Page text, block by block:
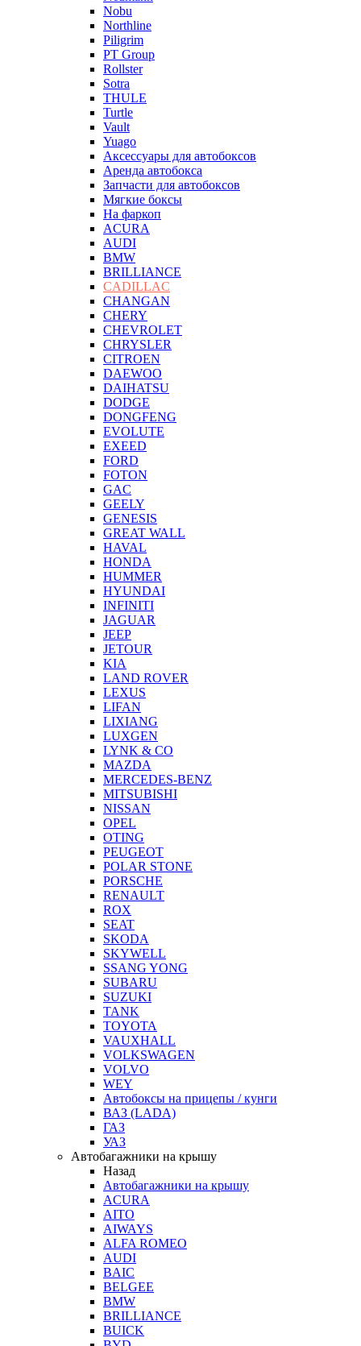
Nobu
Northline
Piligrim
PT Group
Rollster
Sotra
THULE
Turtle
Vault
Yuago
Аксессуары для автобоксов
Аренда автобокса
Запчасти для автобоксов
Мягкие боксы
На фаркоп
ACURA
AUDI
BMW
BRILLIANCE
CADILLAC
CHANGAN
CHERY
CHEVROLET
CHRYSLER
CITROEN
DAEWOO
DAIHATSU
DODGE
DONGFENG
EVOLUTE
EXEED
FORD
FOTON
GAC
GEELY
GENESIS
GREAT WALL
HAVAL
HONDA
HUMMER
HYUNDAI
INFINITI
JAGUAR
JEEP
JETOUR
KIA
LAND ROVER
LEXUS
LIFAN
LIXIANG
LUXGEN
LYNK & CO
MAZDA
MERCEDES-BENZ
MITSUBISHI
NISSAN
OPEL
OTING
PEUGEOT
POLAR STONE
PORSCHE
RENAULT
ROX
SEAT
SKODA
SKYWELL
SSANG YONG
SUBARU
SUZUKI
TANK
TOYOTA
VAUXHALL
VOLKSWAGEN
VOLVO
WEY
Автобоксы на прицепы / кунги
ВАЗ (LADA)
ГАЗ
УАЗ
Автобагажники на крышу
Назад
Автобагажники на крышу
ACURA
AITO
AIWAYS
ALFA ROMEO
AUDI
BAIC
BELGEE
BMW
BRILLIANCE
BUICK